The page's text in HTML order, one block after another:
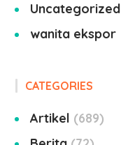
Uncategorized
wanita ekspor
CATEGORIES
Artikel
689